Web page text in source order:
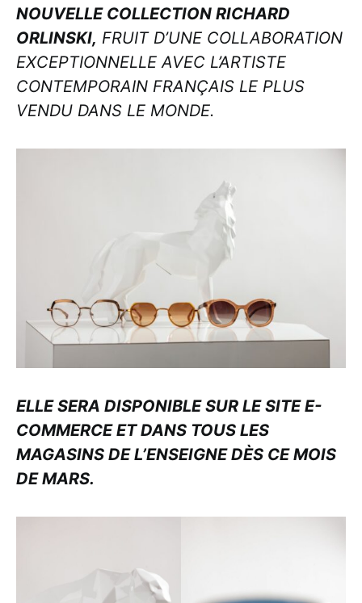
NOUVELLE COLLECTION RICHARD
ORLINSKI, FRUIT D’UNE COLLABORATION
EXCEPTIONNELLE AVEC L’ARTISTE
CONTEMPORAIN FRANÇAIS LE PLUS
VENDU DANS LE MONDE.
ELLE SERA DISPONIBLE SUR LE SITE E-
COMMERCE ET DANS TOUS LES
MAGASINS DE L’ENSEIGNE DÈS CE MOIS
DE MARS.